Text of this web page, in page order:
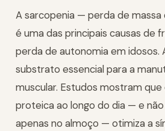
A sarcopenia — perda de
é uma das principais causas de
perda de autonomia em idosos.
substrato essencial para a
muscular. Estudos mostram
proteica ao longo do dia — e
apenas no almoço — otimiza a